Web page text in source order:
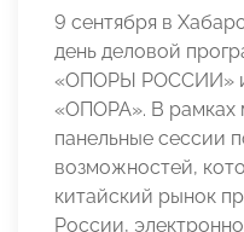
9 сентября в
день деловой
«ОПОРЫ РОССИИ»
«ОПОРА». В рамках
панельные сессии
возможностей,
китайский рынок
России,